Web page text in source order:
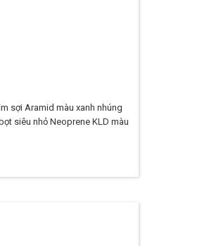
sợi Aramid màu xanh nhúng
siêu nhỏ Neoprene KLD màu